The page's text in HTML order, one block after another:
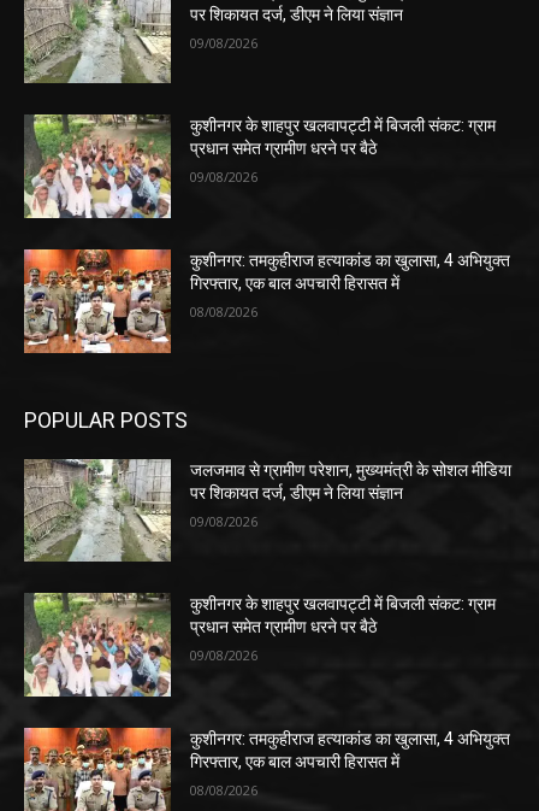
पर शिकायत दर्ज, डीएम ने लिया संज्ञान
09/08/2026
कुशीनगर के शाहपुर खलवापट्टी में बिजली संकट: ग्राम
प्रधान समेत ग्रामीण धरने पर बैठे
09/08/2026
कुशीनगर: तमकुहीराज हत्याकांड का खुलासा, 4 अभियुक्त
गिरफ्तार, एक बाल अपचारी हिरासत में
08/08/2026
POPULAR POSTS
जलजमाव से ग्रामीण परेशान, मुख्यमंत्री के सोशल मीडिया
पर शिकायत दर्ज, डीएम ने लिया संज्ञान
09/08/2026
कुशीनगर के शाहपुर खलवापट्टी में बिजली संकट: ग्राम
प्रधान समेत ग्रामीण धरने पर बैठे
09/08/2026
कुशीनगर: तमकुहीराज हत्याकांड का खुलासा, 4 अभियुक्त
गिरफ्तार, एक बाल अपचारी हिरासत में
08/08/2026